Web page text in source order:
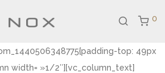
0
top: 49px
width= »1/2″][vc_column_text]